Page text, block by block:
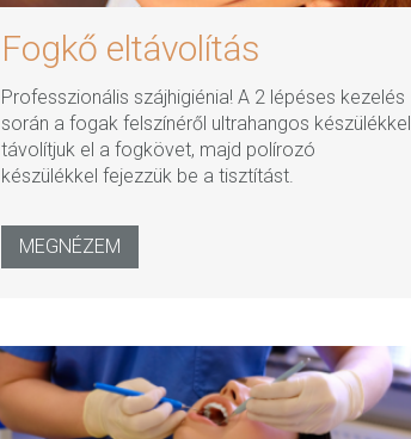
Fogkő eltávolítás
Professzionális szájhigiénia! A 2 lépéses kezelés
során a fogak felszínéről ultrahangos készülékkel
távolítjuk el a fogkövet, majd polírozó
készülékkel fejezzük be a tisztítást.
MEGNÉZEM